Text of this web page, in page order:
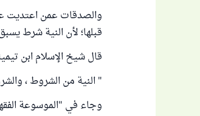
والصدقات عمن اعتديت
قبلها؛ لأن النية شرط
قال شيخ الإسلام ابن
" النية من الشروط ،
وجاء في "الموسوعة الفقهية